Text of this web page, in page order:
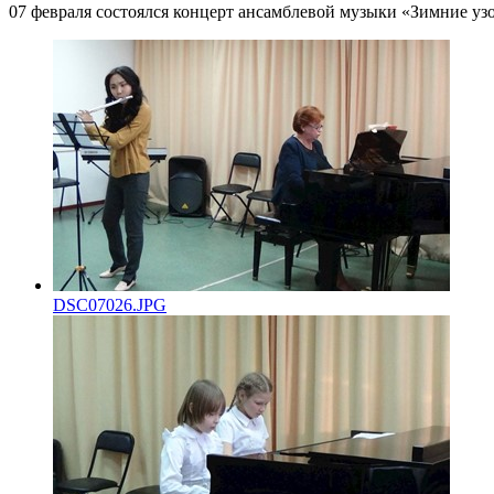
07 февраля состоялся концерт ансамблевой музыки «Зимние
DSC07026.JPG